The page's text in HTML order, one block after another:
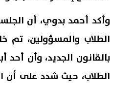
وأكد أحمد بدوي، أن
الطلاب والمسؤولين، تم
بالقانون الجديد، وأن
الطلاب، حيث شدد على أن